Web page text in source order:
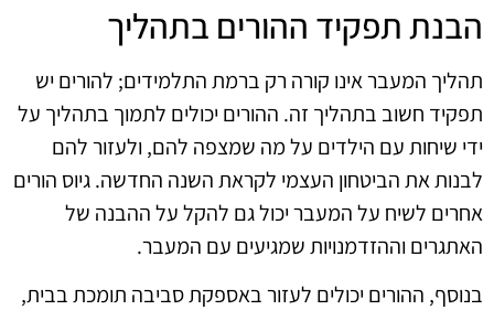
הבנת תפקיד ההורים בתהליך
תהליך המעבר אינו קורה רק ברמת התלמידים; להורים יש
תפקיד חשוב בתהליך זה. ההורים יכולים לתמוך בתהליך על
ידי שיחות עם הילדים על מה שמצפה להם, ולעזור להם
לבנות את הביטחון העצמי לקראת השנה החדשה. גיוס הורים
אחרים לשיח על המעבר יכול גם להקל על ההבנה של
האתגרים וההזדמנויות שמגיעים עם המעבר.
בנוסף, ההורים יכולים לעזור באספקת סביבה תומכת בבית,